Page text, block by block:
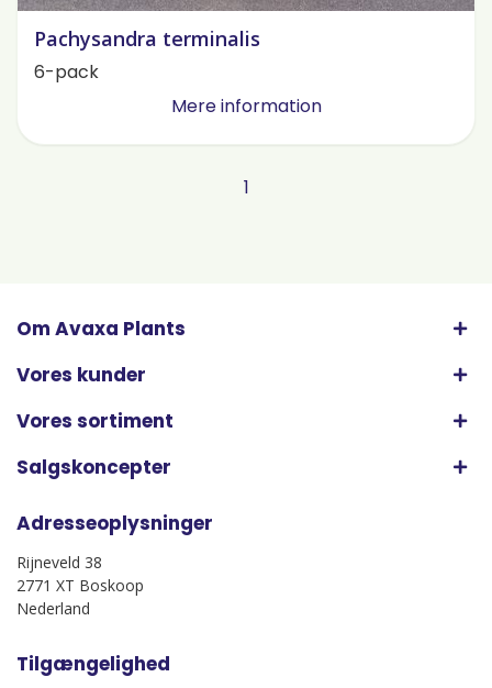
Pachysandra terminalis
6-pack
Mere information
1
Om Avaxa Plants
Vores kunder
Vores sortiment
Salgskoncepter
Adresseoplysninger
Rijneveld 38
2771 XT Boskoop
Nederland
Tilgængelighed